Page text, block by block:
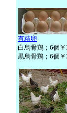
有精卵
白烏骨鶏；6個￥
黒烏骨鶏 ；6個